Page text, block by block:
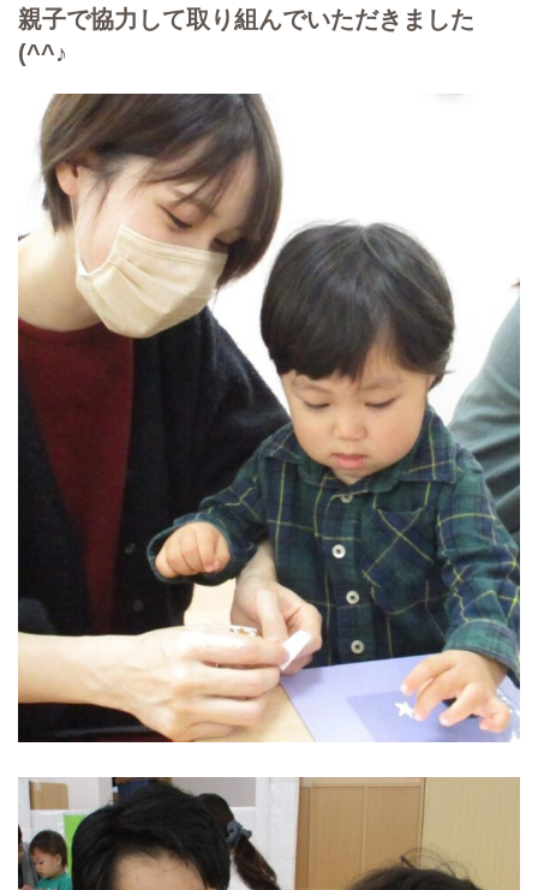
親子で協力して取り組んでいただきました
(^^♪